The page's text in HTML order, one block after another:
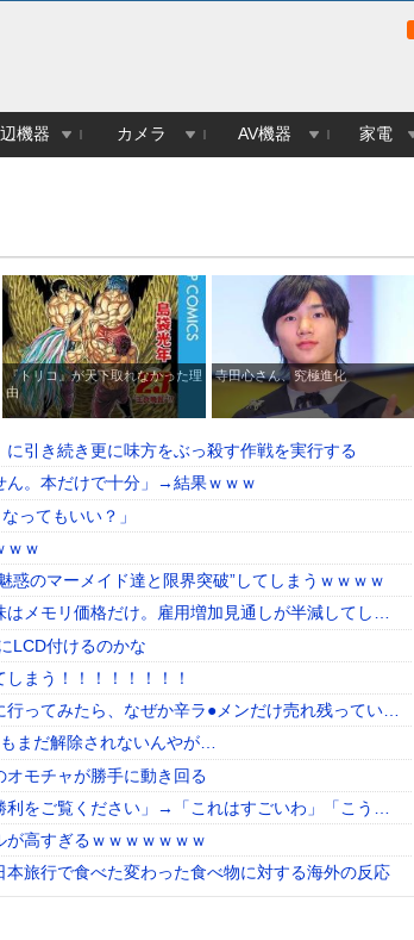
機器 カメラ AV機器 家電
『トリコ』が天下取れなかった理
由
寺田心さん、究極進化
引き続き更に味方をぶっ殺す作戦を実行する
ん。本だけで十分」→結果ｗｗｗ
ってもいい？」
ｗｗ
惑のマーメイド達と限界突破”してしまうｗｗｗｗ
メモリ価格だけ。雇用増加見通しが半減してしま
LCD付けるのかな
まう！！！！！！！！
ってみたら、なぜか辛ラ●メンだけ売れ残っていた
まだ解除されないんやが…
モチャが勝手に動き回る
をご覧ください」→「これはすごいわ」「こうい
・・・」「あれがまさに経験値である」
が高すぎるｗｗｗｗｗｗｗ
旅行で食べた変わった食べ物に対する海外の反応